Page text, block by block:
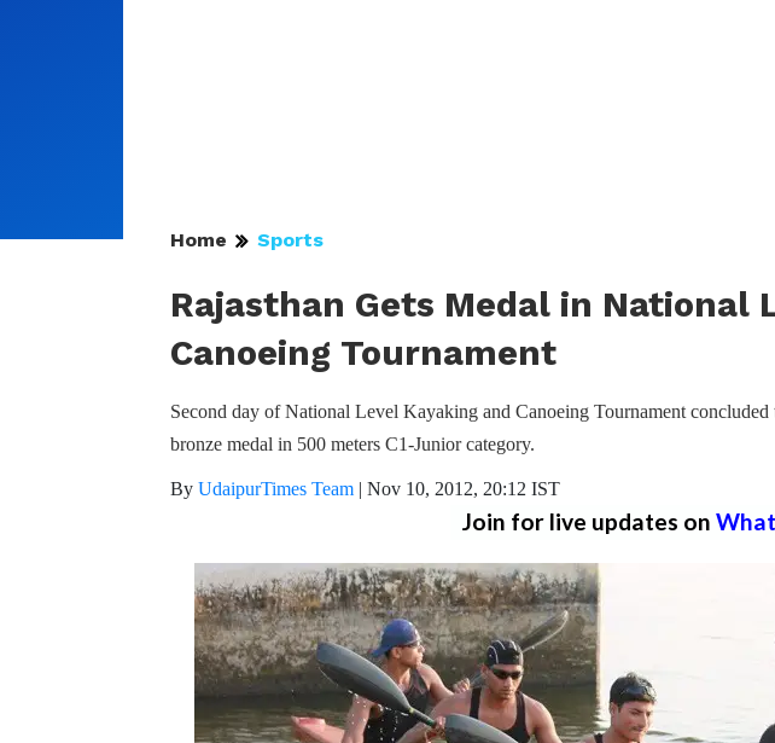
Home Sports
Rajasthan Gets Medal in National
Canoeing Tournament
Second day of National Level Kayaking and Canoeing Tournament
bronze medal in 500 meters C1-Junior category.
By UdaipurTimes Team | Nov 10, 2012, 20:12 IST
Join for live updates on